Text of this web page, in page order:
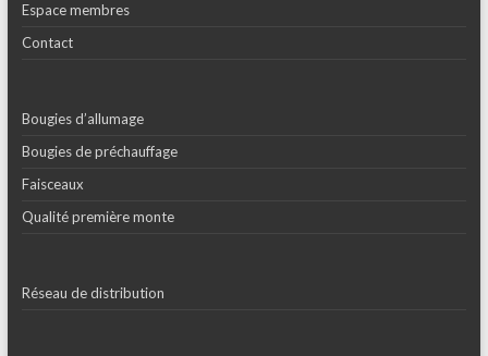
Espace membres
Contact
Bougies d’allumage
Bougies de préchauffage
Faisceaux
Qualité première monte
Réseau de distribution